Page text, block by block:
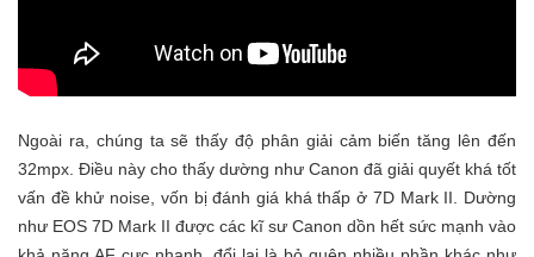
Ngoài ra, chúng ta sẽ thấy độ phân giải cảm biến tăng lên đến
32mpx. Điều này cho thấy dường như Canon đã giải quyết khá tốt
vấn đề khử noise, vốn bị đánh giá khá thấp ở 7D Mark II. Dường
như EOS 7D Mark II được các kĩ sư Canon dồn hết sức mạnh vào